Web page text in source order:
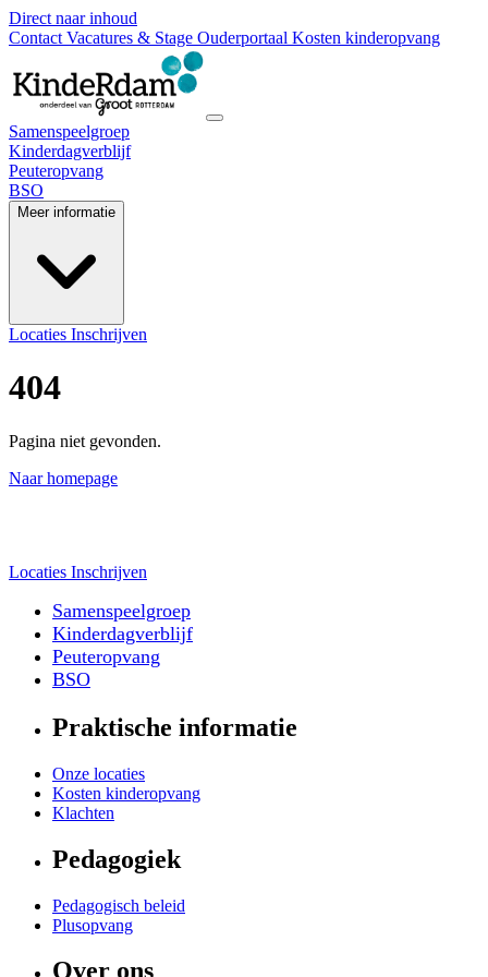
Direct naar inhoud
Contact Vacatures & Stage Ouderportaal Kosten kinderopvang
Samenspeelgroep
Kinderdagverblijf
Peuteropvang
BSO
Meer informatie
Locaties Inschrijven
404
Pagina niet gevonden.
Naar homepage
Locaties Inschrijven
Samenspeelgroep
Kinderdagverblijf
Peuteropvang
BSO
Praktische informatie
Onze locaties
Kosten kinderopvang
Klachten
Pedagogiek
Pedagogisch beleid
Plusopvang
Over ons